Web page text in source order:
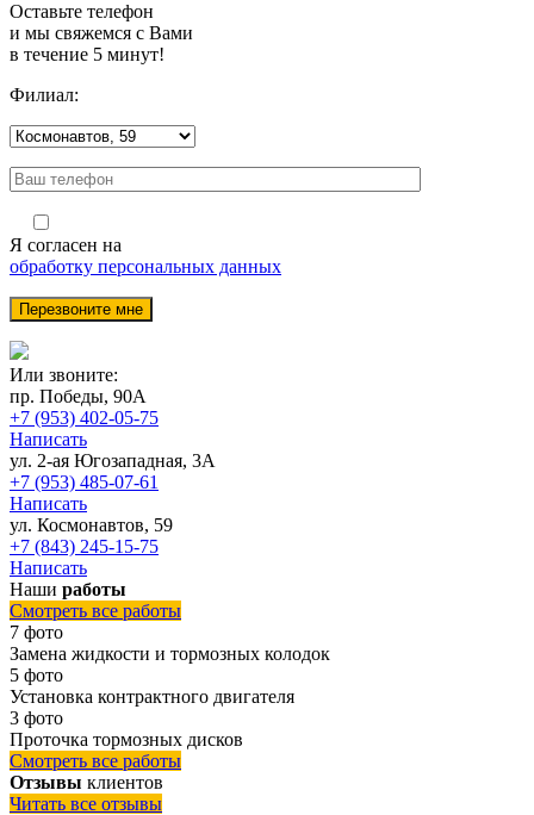
Оставьте телефон
и мы свяжемся с Вами
в течение 5 минут!
Филиал:
Я согласен на
обработку персональных данных
Или звоните:
пр. Победы, 90А
+7 (953) 402-05-75
Написать
ул. 2-ая Югозападная, 3А
+7 (953) 485-07-61
Написать
ул. Космонавтов, 59
+7 (843) 245-15-75
Написать
Наши работы
Смотреть все работы
7 фото
Замена жидкости и тормозных колодок
5 фото
Установка контрактного двигателя
3 фото
Проточка тормозных дисков
Смотреть все работы
Отзывы клиентов
Читать все отзывы